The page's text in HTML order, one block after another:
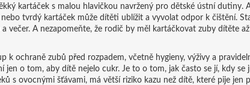
kartáček s malou hlavičkou navržený pro dětské ústní dutiny.
tvrdý kartáček může dítěti ublížit a vyvolat odpor k čištění.
večer. A nezapomeňte, že rodič by měl kartáčkovat zuby dítěte
k ochraně zubů před rozpadem, včetně hygieny, výživy a
jen o tom, aby dítě nejelo cukr. Je to o tom, jak často se jí, kdy se
s ovocnými šťávami, má větší riziko kazu než dítě, které pije jen